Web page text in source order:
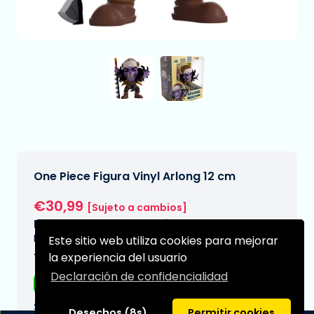
Este sitio web utiliza cookies para mejorar
la experiencia del usuario
Declaración de confidencialidad
One Piece Figura Vinyl Arlong 12 cm
€30,99 [Sujeto a cambios]
Fecha de entrega prevista:
N/A
Tipo:
Figuras de anime
Serie: